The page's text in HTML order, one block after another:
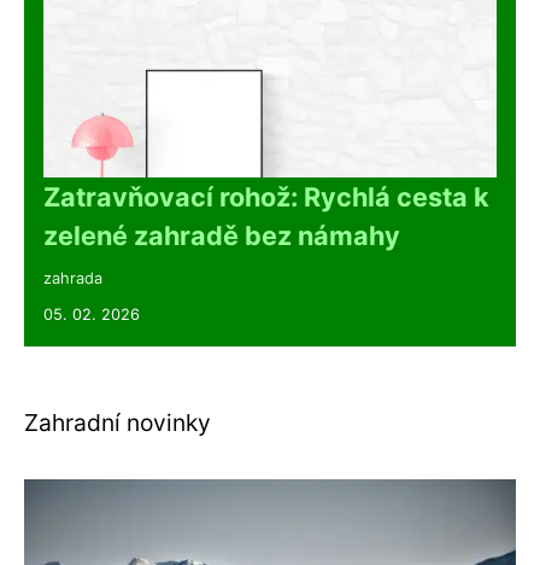
Zatravňovací rohož: Rychlá cesta k
zelené zahradě bez námahy
zahrada
05. 02. 2026
Zahradní novinky